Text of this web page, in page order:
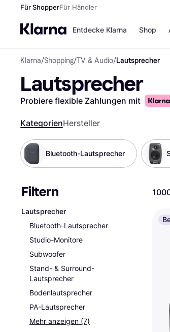
Für ShopperFür Händler
Entdecke Klarna
Bezahle
Shop
Klarna/Shopping/TV & Audio/Lautsprecher
Lautsprecher
Probiere flexible Zahlungen mit
KategorienHersteller
Bluetooth-Lautsprecher
Filtern
Lautsprecher
Bluetooth-Lautsprecher
Studio-Monitore
Subwoofer
Stand- & Surround-
Lautsprecher
Bodenlautsprecher
PA-Lautsprecher
Mehr anzeigen (7)